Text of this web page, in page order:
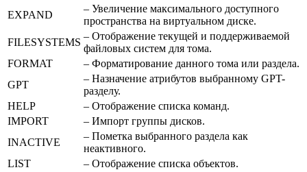
EXPAND
– Увеличение максимального доступного
пространства на виртуальном диске.
FILESYSTEMS
– Отображение текущей и поддерживаемой
файловых систем для тома.
FORMAT
– Форматирование данного тома или раздела.
GPT
– Назначение атрибутов выбранному GPT-
разделу.
HELP
– Отображение списка команд.
IMPORT
– Импорт группы дисков.
INACTIVE
– Пометка выбранного раздела как
неактивного.
LIST
– Отображение списка объектов.